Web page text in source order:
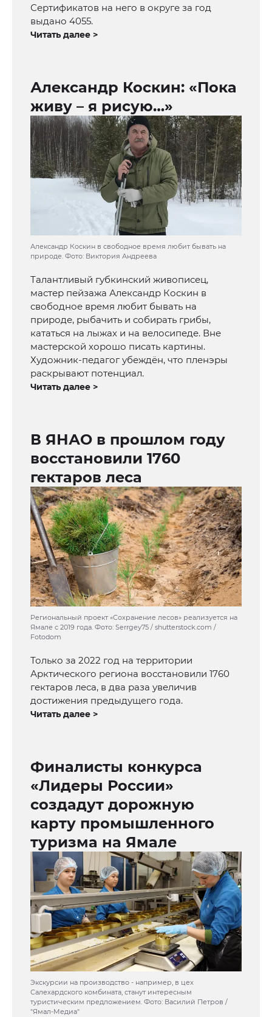
Сертификатов на него в округе за год
выдано 4055.
Читать далее >
Александр Коскин: «Пока
живу – я рисую…»
Александр Коскин в свободное время любит бывать на
природе. Фото: Виктория Андреева
Талантливый губкинский живописец,
мастер пейзажа Александр Коскин в
свободное время любит бывать на
природе, рыбачить и собирать грибы,
кататься на лыжах и на велосипеде. Вне
мастерской хорошо писать картины.
Художник-педагог убеждён, что пленэры
раскрывают потенциал.
Читать далее >
В ЯНАО в прошлом году
восстановили 1760
гектаров леса
Региональный проект «Сохранение лесов» реализуется на
Ямале с 2019 года. Фото: Serrgey75 / shutterstock.com /
Fotodom
Только за 2022 год на территории
Арктического региона восстановили 1760
гектаров леса, в два раза увеличив
достижения предыдущего года.
Читать далее >
Финалисты конкурса
«Лидеры России»
создадут дорожную
карту промышленного
туризма на Ямале
Экскурсии на производство - например, в цех
Салехардского комбината, станут интересным
туристическим предложением. Фото: Василий Петров /
"Ямал-Медиа"